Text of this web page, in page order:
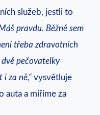
služeb, jestli to
pravdu. Běžně sem
třeba zdravotních
pečovatelky
za ně,“ vysvětluje
auta a míříme za